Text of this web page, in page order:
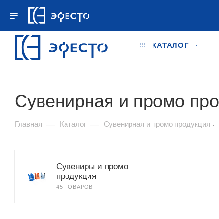
+7 495 778-78-98
КАТАЛОГ
Сувенирная и промо
Главная — Каталог — Сувенирная и промо продукция
Сувениры и промо
продукция
45 ТОВАРОВ